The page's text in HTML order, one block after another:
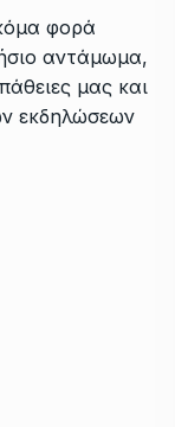
φορά
αντάμωμα,
μας και
εκδηλώσεων